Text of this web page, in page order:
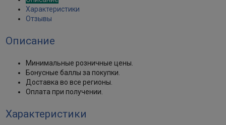
Характеристики
Отзывы
Описание
Минимальные розничные цены.
Бонусные баллы за покупки.
Доставка во все регионы.
Оплата при получении.
Характеристики